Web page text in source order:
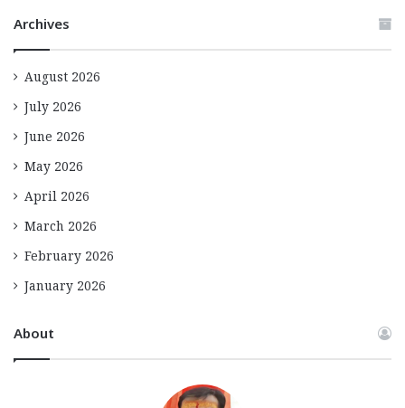
Archives
August 2026
July 2026
June 2026
May 2026
April 2026
March 2026
February 2026
January 2026
About